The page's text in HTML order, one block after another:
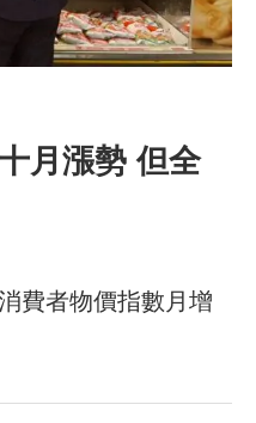
月漲勢 但全
費者物價指數月增